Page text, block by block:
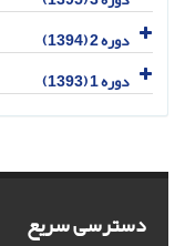
دوره 2 (1394)
دوره 1 (1393)
دسترسی سریع